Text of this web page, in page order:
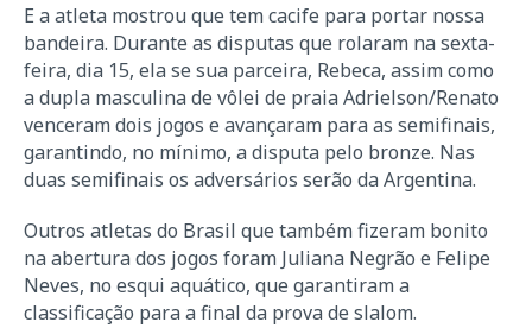
E a atleta mostrou que tem cacife para portar nossa
bandeira. Durante as disputas que rolaram na sexta-
feira, dia 15, ela se sua parceira, Rebeca, assim como
a dupla masculina de vôlei de praia Adrielson/Renato
venceram dois jogos e avançaram para as semifinais,
garantindo, no mínimo, a disputa pelo bronze. Nas
duas semifinais os adversários serão da Argentina.
Outros atletas do Brasil que também fizeram bonito
na abertura dos jogos foram Juliana Negrão e Felipe
Neves, no esqui aquático, que garantiram a
classificação para a final da prova de slalom.